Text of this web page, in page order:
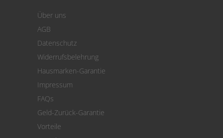
Cookie Einstellungen
Über uns
AGB
Datenschutz
Widerrufsbelehrung
Hausmarken-Garantie
Impressum
FAQs
Geld-Zurück-Garantie
Vorteile